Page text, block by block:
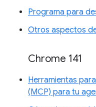
Programa para
Otros aspectos
Chrome 141
Herramientas
(MCP) para tu